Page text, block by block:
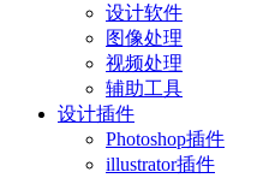
设计软件
图像处理
视频处理
辅助工具
设计插件
Photoshop插件
illustrator插件